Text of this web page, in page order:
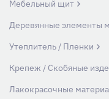
Мебельный щит
Деревянные элементы
Утеплитель / Пленки
Крепеж / Скобяные
Лакокрасочные